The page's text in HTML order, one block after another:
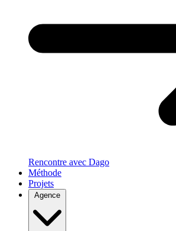
Rencontre avec Dago
Méthode
Projets
Agence